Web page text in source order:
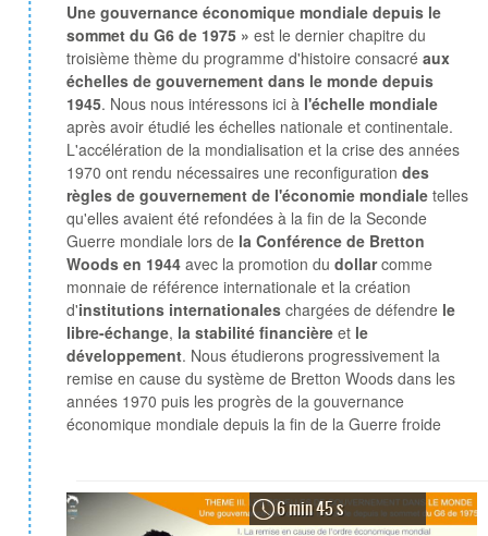
Une gouvernance économique mondiale depuis le
sommet du G6 de 1975 » est le dernier chapitre du
troisième thème du programme d'histoire consacréaux
échelles de gouvernement dans le monde depuis
1945. Nous nous intéressons ici à l'échelle mondiale
après avoir étudié les échelles nationale et continentale.
L'accélération de la mondialisation et la crise des années
1970 ont rendu nécessaires une reconfigurationdes
règles de gouvernement de l'économie mondiale telles
qu'elles avaient été refondées à la fin de la Seconde
Guerre mondiale lors de la Conférence de Bretton
Woods en 1944 avec la promotion dudollarcomme
monnaie de référence internationale et la création
d'institutions internationales chargées de défendre le
libre-échange, la stabilité financière et le
développement. Nous étudierons progressivement la
remise en cause du système de Bretton Woods dans les
années 1970 puis les progrès de la gouvernance
économique mondiale depuis la fin de la Guerre froide
6 min 45 s